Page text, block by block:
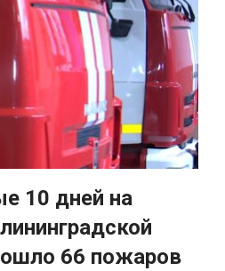
10 дней на
66 пожаров